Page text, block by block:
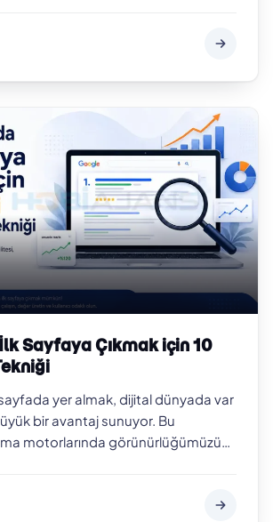
Sayfaya Çıkmak için 10
yer almak, dijital dünyada var
bir avantaj sunuyor. Bu
motorlarında görünürlüğümüzü